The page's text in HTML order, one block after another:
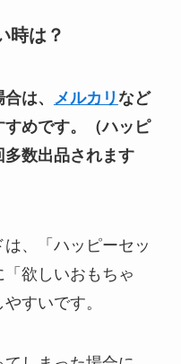
時は？
は、 メルカリ など
めです。（ハッピ
数出品されます
、「ハッピーセッ
「欲しいおもちゃ
すいです。